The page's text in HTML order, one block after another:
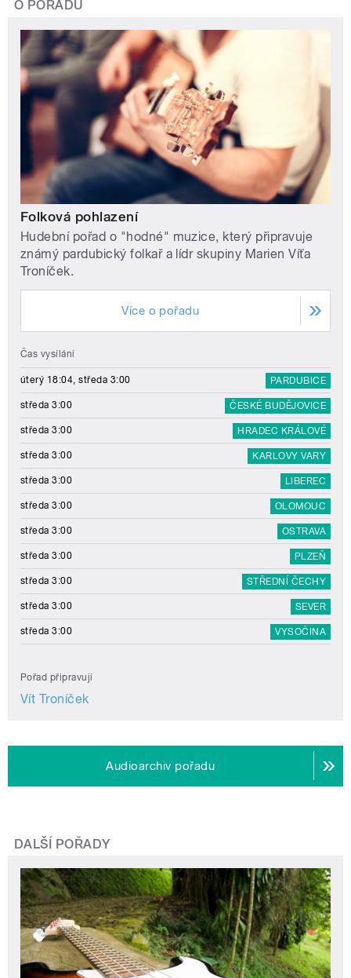
O POŘADU
Folková pohlazení
Hudební pořad o "hodné" muzice, který připravuje
známý pardubický folkař a lídr skupiny Marien Víťa
Troníček.
Více o pořadu
Čas vysílání
úterý 18:04, středa 3:00 PARDUBICE
středa 3:00 ČESKÉ BUDĚJOVICE
středa 3:00 HRADEC KRÁLOVÉ
středa 3:00 KARLOVY VARY
středa 3:00 LIBEREC
středa 3:00 OLOMOUC
středa 3:00 OSTRAVA
středa 3:00 PLZEŇ
středa 3:00 STŘEDNÍ ČECHY
středa 3:00 SEVER
středa 3:00 VYSOČINA
Pořad připravují
Vít Troníček
Audioarchiv pořadu
DALŠÍ POŘADY